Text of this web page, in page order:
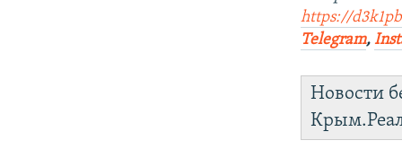
https://
Telegram,
Новости